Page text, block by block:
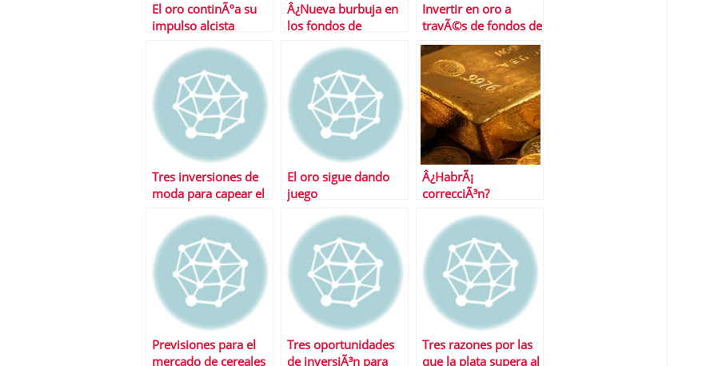
El oro continÃºa su
impulso alcista
Â¿Nueva burbuja en
los fondos de
Invertir en oro a
travÃ©s de fondos de
inversiÃ³n
Tres inversiones de
moda para capear el
El oro sigue dando
juego
Â¿HabrÃ¡
correcciÃ³n?
Previsiones para el
mercado de cereales
Tres oportunidades
de inversiÃ³n para
Tres razones por las
que la plata supera al